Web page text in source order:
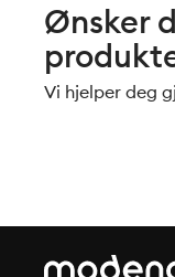
Ønsker
Vi hjelper deg